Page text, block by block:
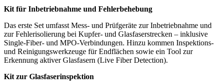
Kit für Inbetriebnahme und Fehlerbehebung
Das erste Set umfasst Mess- und Prüfgeräte zur Inbetriebnahme und
zur Fehlerisolierung bei Kupfer- und Glasfaserstrecken – inklusive
Single-Fiber- und MPO-Verbindungen. Hinzu kommen Inspektions-
und Reinigungswerkzeuge für Endflächen sowie ein Tool zur
Erkennung aktiver Glasfasern (Live Fiber Detection).
Kit zur Glasfaserinspektion